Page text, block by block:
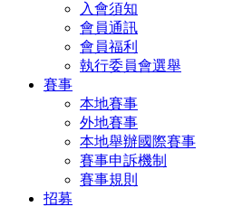
入會須知
會員通訊
會員福利
執行委員會選舉
賽事
本地賽事
外地賽事
本地舉辦國際賽事
賽事申訴機制
賽事規則
招募